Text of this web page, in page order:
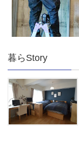
暮らStory